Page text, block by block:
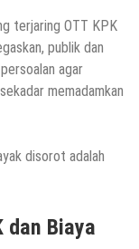
terjaring OTT KPK
publik dan
agar
memadamkan
disorot adalah
dan Biaya